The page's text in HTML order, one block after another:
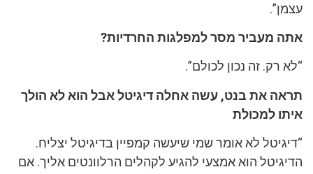
עצמן”.
אתה מעביר מסר למפלגות החרדיות?
“לא רק. זה נכון לכולם”.
תראה את בנט, עשה אחלה דיגיטל אבל הוא לא הולך
איתו למכולת
“דיגיטל לא אומר שמי שיעשה קמפיין בדיגיטל יצליח.
הדיגיטל הוא אמצעי להגיע לקהלים הרלוונטים אליך. אם